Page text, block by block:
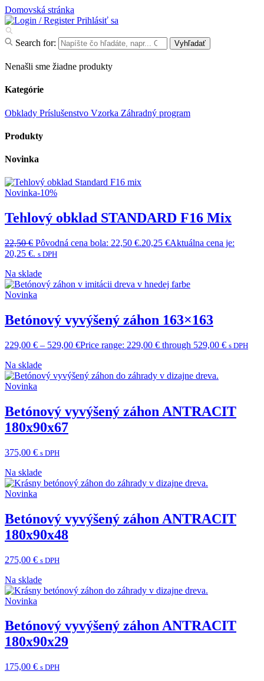
Domovská stránka
Prihlásiť sa
Search for: Vyhľadať
Nenašli sme žiadne produkty
Kategórie
Obklady Príslušenstvo Vzorka Záhradný program
Produkty
Novinka
Novinka-10%
Tehlový obklad STANDARD F16 Mix
22,50€ Pôvodná cena bola: 22,50 €.20,25 €Aktuálna cena je:
20,25 €. s DPH
Na sklade
Novinka
Betónový vyvýšený záhon 163×163
229,00 € – 529,00 €Price range: 229,00 € through 529,00 € s DPH
Na sklade
Novinka
Betónový vyvýšený záhon ANTRACIT
180x90x67
375,00 € s DPH
Na sklade
Novinka
Betónový vyvýšený záhon ANTRACIT
180x90x48
275,00 € s DPH
Na sklade
Novinka
Betónový vyvýšený záhon ANTRACIT
180x90x29
175,00 € s DPH